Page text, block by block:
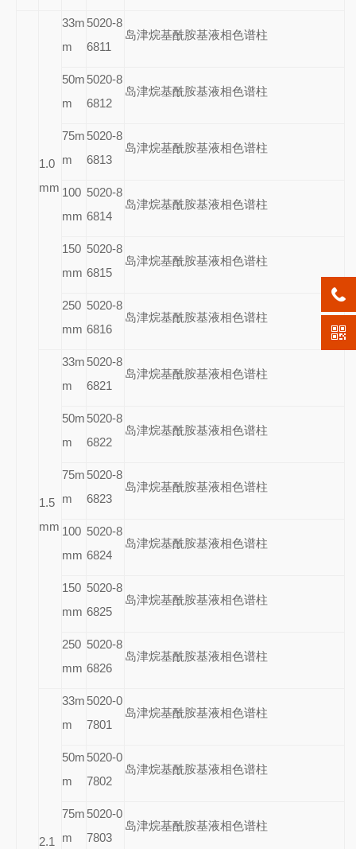
1.0
mm
33m
m
5020-8
6811
岛津烷基酰胺基液相色谱柱
50m
m
5020-8
6812
岛津烷基酰胺基液相色谱柱
75m
m
5020-8
6813
岛津烷基酰胺基液相色谱柱
100
mm
5020-8
6814
岛津烷基酰胺基液相色谱柱
150
mm
5020-8
6815
岛津烷基酰胺基液相色谱柱
250
mm
5020-8
6816
岛津烷基酰胺基液相色谱柱
1.5
mm
33m
m
5020-8
6821
岛津烷基酰胺基液相色谱柱
50m
m
5020-8
6822
岛津烷基酰胺基液相色谱柱
75m
m
5020-8
6823
岛津烷基酰胺基液相色谱柱
100
mm
5020-8
6824
岛津烷基酰胺基液相色谱柱
150
mm
5020-8
6825
岛津烷基酰胺基液相色谱柱
250
mm
5020-8
6826
岛津烷基酰胺基液相色谱柱
2.1
33m
m
5020-0
7801
岛津烷基酰胺基液相色谱柱
50m
m
5020-0
7802
岛津烷基酰胺基液相色谱柱
75m
m
5020-0
7803
岛津烷基酰胺基液相色谱柱